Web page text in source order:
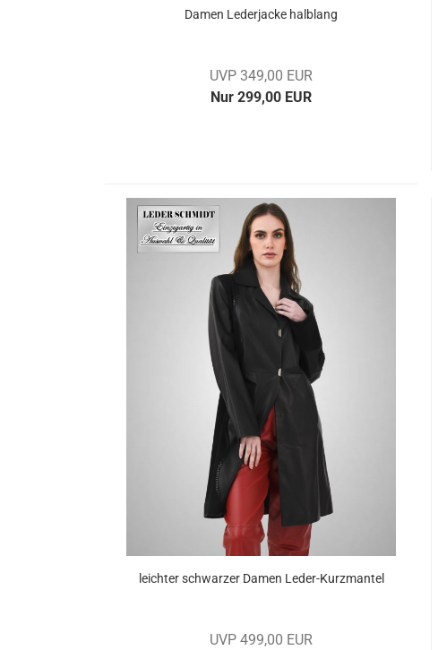
Damen Le­der­ja­cke halb­lang
UVP 349,00 EUR
Nur 299,00 EUR
leich­ter schwar­zer Damen Leder-​​Kurz­man­tel
UVP 499,00 EUR